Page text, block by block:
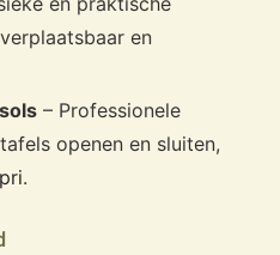
en
– Professionele
openen en sluiten,
.